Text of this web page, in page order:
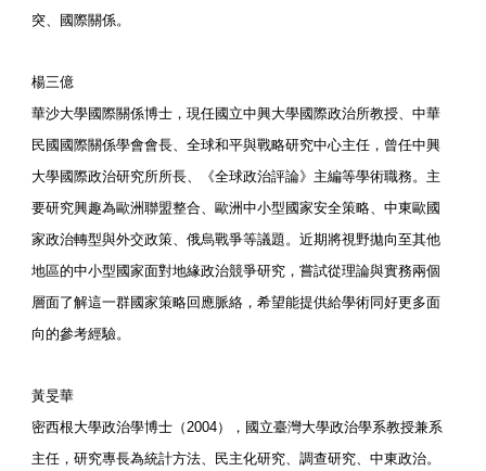
突、國際關係。
楊三億
華沙大學國際關係博士，現任國立中興大學國際政治所教授、中華
民國國際關係學會會長、全球和平與戰略研究中心主任，曾任中興
大學國際政治研究所所長、《全球政治評論》主編等學術職務。主
要研究興趣為歐洲聯盟整合、歐洲中小型國家安全策略、中東歐國
家政治轉型與外交政策、俄烏戰爭等議題。近期將視野拋向至其他
地區的中小型國家面對地緣政治競爭研究，嘗試從理論與實務兩個
層面了解這一群國家策略回應脈絡，希望能提供給學術同好更多面
向的參考經驗。
黃旻華
密西根大學政治學博士（2004），國立臺灣大學政治學系教授兼系
主任，研究專長為統計方法、民主化研究、調查研究、中東政治。